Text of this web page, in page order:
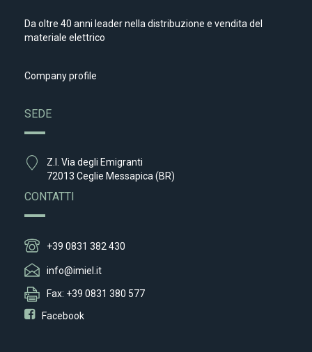
Da oltre 40 anni leader nella distribuzione e vendita del
materiale elettrico
Company profile
SEDE
Z.I. Via degli Emigranti
72013 Ceglie Messapica (BR)
CONTATTI
+39 0831 382 430
info@imiel.it
Fax: +39 0831 380 577
Facebook